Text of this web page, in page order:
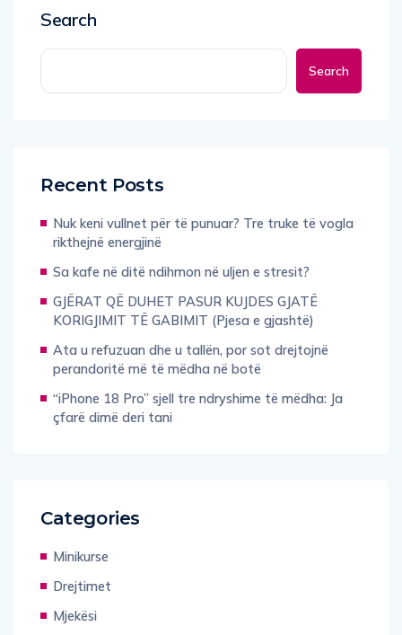
Search
Search
Recent Posts
Nuk keni vullnet për të punuar? Tre truke të vogla
rikthejnë energjinë
Sa kafe në ditë ndihmon në uljen e stresit?
GJËRAT QË DUHET PASUR KUJDES GJATË
KORIGJIMIT TË GABIMIT (Pjesa e gjashtë)
Ata u refuzuan dhe u tallën, por sot drejtojnë
perandoritë më të mëdha në botë
“iPhone 18 Pro” sjell tre ndryshime të mëdha: Ja
çfarë dimë deri tani
Categories
Minikurse
Drejtimet
Mjekësi